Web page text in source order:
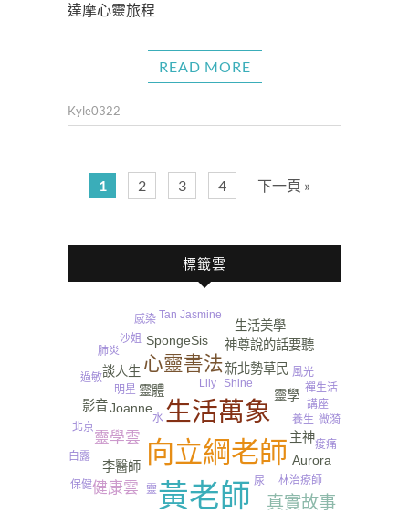
達摩心靈旅程
READ MORE
Kyle0322
1 2 3 4 下一頁 »
標籤雲
黃老師
向立綱老師
生活萬象
心靈書法
真實故事
健康雲
靈學雲
李醫師
靈體
Joanne
新北勢草民
神尊說的話要聽
靈學
SpongeSis
主神
影音
談人生
生活美學
Aurora
林治療師
養生
Tan Jasmine
保健
Lily
白露
沙姐
講座
風光
Shine
明星
微漪
過敏
靈
北京
感染
痠痛
禪生活
水
尿
肺炎